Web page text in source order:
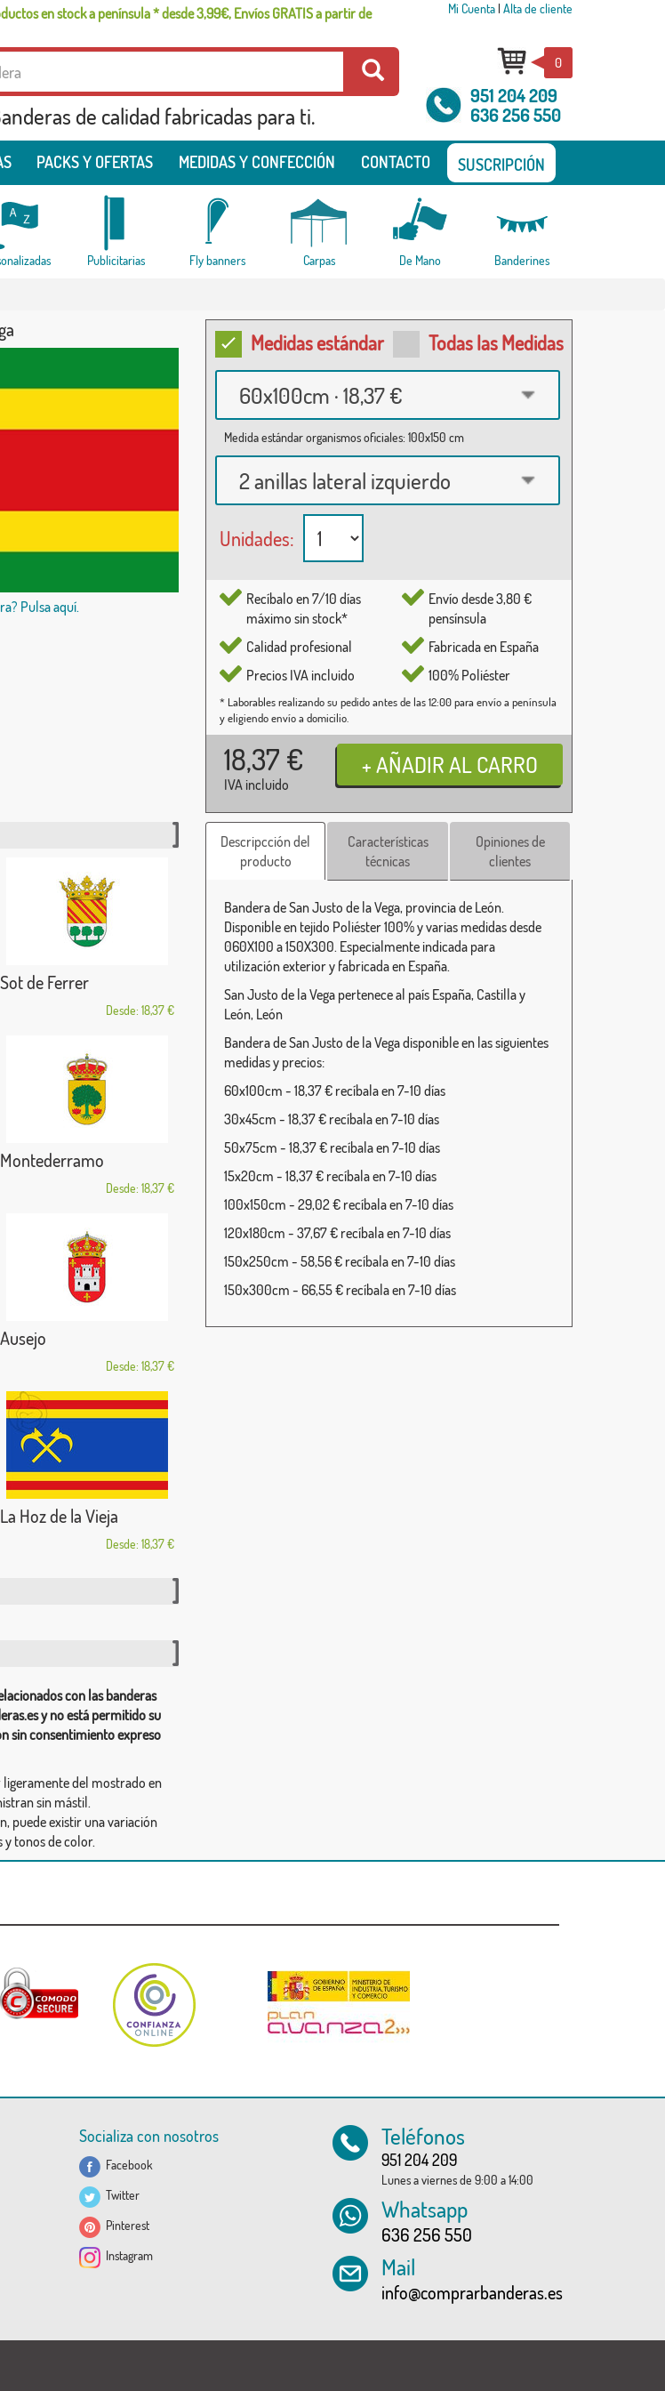
en stock a península * desde 3,99€, Envíos GRATIS a partir de
Mi Cuenta| Alta de cliente
de calidad fabricadas para ti.
0
951 204 209
636 256 550
PACKS Y OFERTAS MEDIDAS Y CONFECCIÓN CONTACTO SUSCRIPCIÓN
Publicitarias Fly banners Carpas De Mano Banderines
Pulsa aquí.
Medidas estándar Todas las Medidas
60x100cm · 18,37 €
Medida estándar organismos oficiales: 100x150 cm
2 anillas lateral izquierdo
Unidades:
Recíbalo en 7/10 días
máximo sin stock*
Calidad profesional
Precios IVA incluido
Envío desde 3,80 €
pensínsula
Fabricada en España
100% Poliéster
* Laborables realizando su pedido antes de las 12:00 para envío a península
y eligiendo envío a domicilio.
18,37 €
IVA incluido
Sot de Ferrer
Desde: 18,37 €
Montederramo
Desde: 18,37 €
Ausejo
Desde: 18,37 €
La Hoz de la Vieja
Desde: 18,37 €
con las banderas
y no está permitido su
sin consentimiento expreso
del mostrado en
sin mástil.
puede existir una variación
y tonos de color.
Descripcción del
producto
Características
técnicas
Opiniones de
clientes
Bandera de San Justo de la Vega, provincia de León.
Disponible en tejido Poliéster 100% y varias medidas desde
060X100 a 150X300. Especialmente indicada para
utilización exterior y fabricada en España.
San Justo de la Vega pertenece al país España, Castilla y
León, León
Bandera de San Justo de la Vega disponible en las siguientes
medidas y precios:
60x100cm - 18,37 € recíbala en 7-10 días
30x45cm - 18,37 € recíbala en 7-10 días
50x75cm - 18,37 € recíbala en 7-10 días
15x20cm - 18,37 € recíbala en 7-10 días
100x150cm - 29,02 € recíbala en 7-10 días
120x180cm - 37,67 € recíbala en 7-10 días
150x250cm - 58,56 € recíbala en 7-10 días
150x300cm - 66,55 € recíbala en 7-10 días
Socializa con nosotros
Facebook
Twitter
Pinterest
Instagram
Teléfonos
951 204 209
Lunes a viernes de 9:00 a 14:00
Whatsapp
636 256 550
Mail
info@comprarbanderas.es